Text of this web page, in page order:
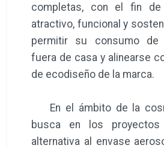
completas, con el fin
atractivo, funcional y
permitir su consumo de
fuera de casa y alinearse
de ecodiseño de la marca.
En el ámbito de la
busca en los proyectos
alternativa al envase